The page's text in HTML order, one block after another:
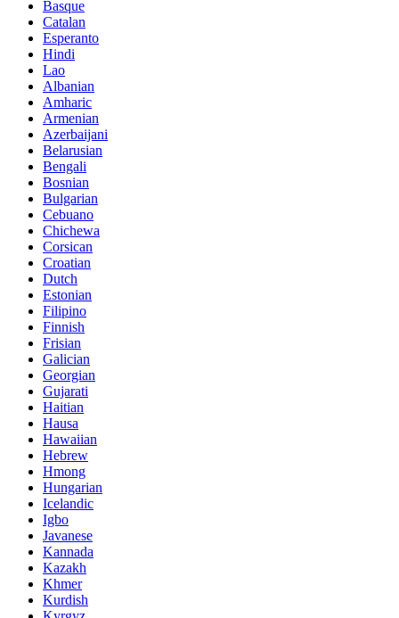
Basque
Catalan
Esperanto
Hindi
Lao
Albanian
Amharic
Armenian
Azerbaijani
Belarusian
Bengali
Bosnian
Bulgarian
Cebuano
Chichewa
Corsican
Croatian
Dutch
Estonian
Filipino
Finnish
Frisian
Galician
Georgian
Gujarati
Haitian
Hausa
Hawaiian
Hebrew
Hmong
Hungarian
Icelandic
Igbo
Javanese
Kannada
Kazakh
Khmer
Kurdish